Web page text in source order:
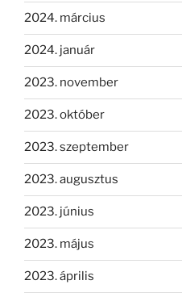
2024. március
2024. január
2023. november
2023. október
2023. szeptember
2023. augusztus
2023. június
2023. május
2023. április